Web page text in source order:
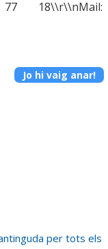
Jo hi vaig anar!
per tots els